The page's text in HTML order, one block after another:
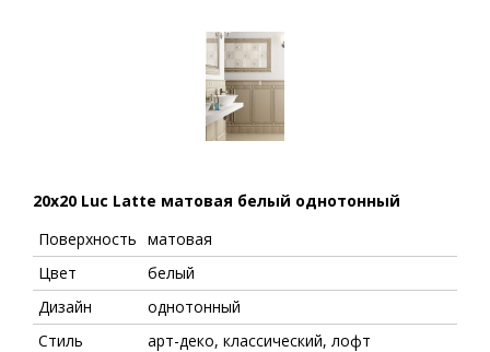
20x20 Luc Latte матовая белый однотонный
Поверхность матовая
Цвет
белый
Дизайн
однотонный
Стиль
арт-деко, классический, лофт